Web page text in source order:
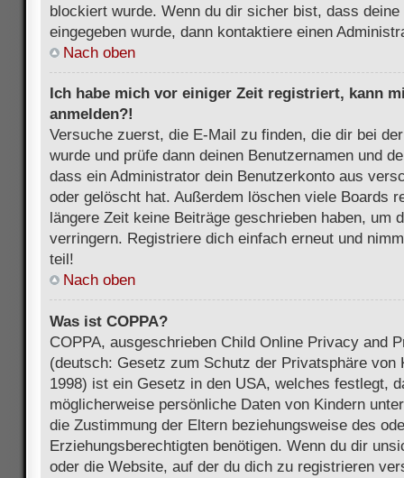
blockiert wurde. Wenn du dir sicher bist, dass
eingegeben wurde, dann kontaktiere einen
Nach oben
Ich habe mich vor einiger Zeit registriert, kann
anmelden?!
Versuche zuerst, die E-Mail zu finden, die dir bei
wurde und prüfe dann deinen Benutzernamen und
dass ein Administrator dein Benutzerkonto aus
oder gelöscht hat. Außerdem löschen viele Boards
längere Zeit keine Beiträge geschrieben haben, um
verringern. Registriere dich einfach erneut und
teil!
Nach oben
Was ist COPPA?
COPPA, ausgeschrieben Child Online Privacy and
(deutsch: Gesetz zum Schutz der Privatsphäre von
1998) ist ein Gesetz in den USA, welches festlegt,
möglicherweise persönliche Daten von Kindern
die Zustimmung der Eltern beziehungsweise des
Erziehungsberechtigten benötigen. Wenn du dir
oder die Website, auf der du dich zu registrieren